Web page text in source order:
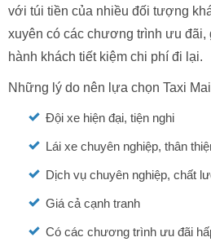
với túi tiền của nhiều đối tượng
xuyên có các chương trình ưu đãi,
hành khách tiết kiệm chi phí đi lại.
Những lý do nên lựa chọn Taxi
Đội xe hiện đại, tiện nghi
Lái xe chuyên nghiệp, thân
Dịch vụ chuyên nghiệp, chất
Giá cả cạnh tranh
Có các chương trình ưu đãi